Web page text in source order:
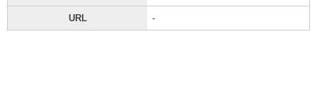
URL -